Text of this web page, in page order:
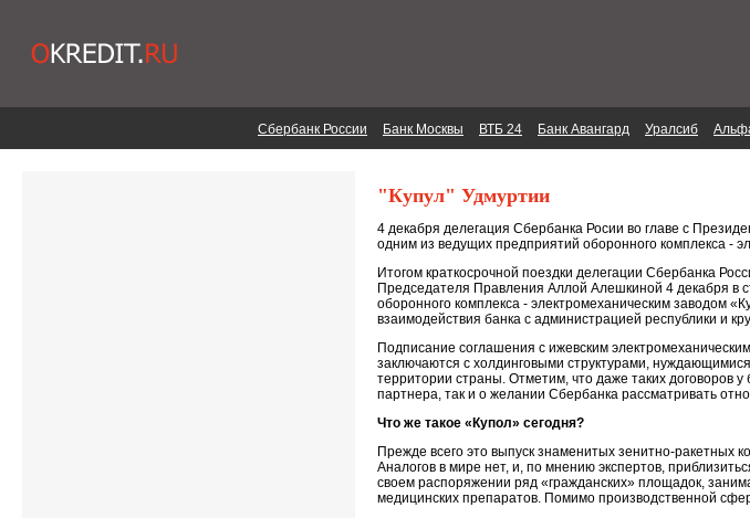
Сбербанк России Банк Москвы ВТБ 24 Банк Авангард Уралсиб
"Купул" Удмуртии
4 декабря делегация Сбербанка Росии во главе с
одним из ведущих предприятий оборонного комплекса -
Итогом краткосрочной поездки делегации Сбербанка
Председателя Правления Аллой Алешкиной 4 декабря в
оборонного комплекса - электромеханическим заводом
взаимодействия банка с администрацией республики и
Подписание соглашения с ижевским
заключаются с холдинговыми структурами,
территории страны. Отметим, что даже таких договоров
партнера, так и о желании Сбербанка рассматривать
Что же такое «Купол» сегодня?
Прежде всего это выпуск знаменитых зенитно-ракетных
Аналогов в мире нет, и, по мнению экспертов,
своем распоряжении ряд «гражданских» площадок,
медицинских препаратов. Помимо производственной